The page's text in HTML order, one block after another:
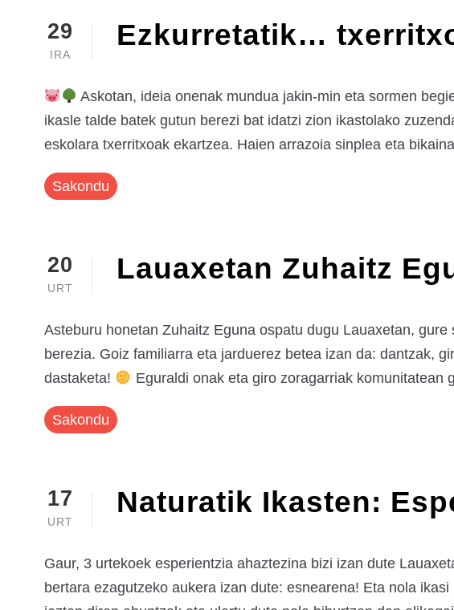
29
IRA
Ezkurretatik…
Askotan, ideia onenak mundua jakin-min eta sormen
ikasle talde batek gutun berezi bat idatzi zion ikastolako
eskolara txerritxoak ekartzea. Haien arrazoia sinplea eta
Sakondu
20
URT
Lauaxetan Zuhaitz
Asteburu honetan Zuhaitz Eguna ospatu dugu Lauaxetan,
berezia. Goiz familiarra eta jarduerez betea izan da: dantzak,
dastaketa!
Eguraldi onak eta giro zoragarriak komunitatean
Sakondu
17
URT
Naturatik Ikasten:
Gaur, 3 urtekoek esperientzia ahaztezina bizi izan dute
bertara ezagutzeko aukera izan dute: esnearena! Eta nola